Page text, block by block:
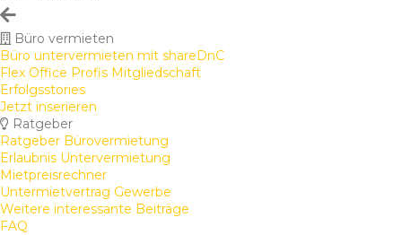
Büro vermieten
Büro untervermieten mit shareDnC
Flex Office Profis Mitgliedschaft
Erfolgsstories
Jetzt inserieren
Ratgeber
Ratgeber Bürovermietung
Erlaubnis Untervermietung
Mietpreisrechner
Untermietvertrag Gewerbe
Weitere interessante Beiträge
FAQ